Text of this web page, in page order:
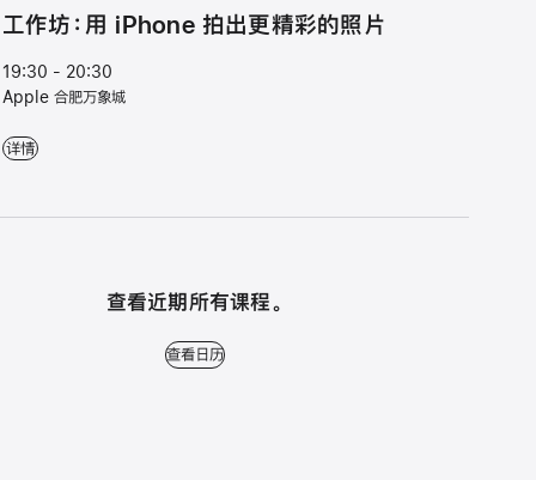
工作坊：用 iPhone 拍出更精彩的照片
19:30 - 20:30
Apple 合肥万象城
工作坊：用 iPhone 拍出更精彩的照片 - 19:30 - 20:30 - Apple 合肥万象城
详情
查看近期所有课程。
查看日历 - 查看近期所有课程。
查看日历